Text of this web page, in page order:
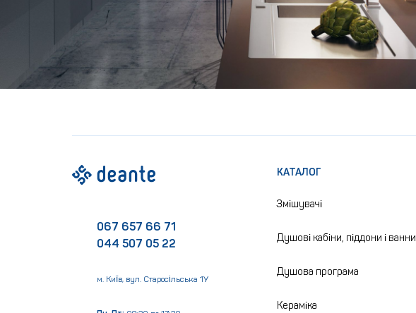
КАТАЛОГ
Змішувачі
Душові кабіни, піддони і ванни
Душова програма
Кераміка
067 657 66 71
044 507 05 22
м. Київ, вул. Старосільська 1У